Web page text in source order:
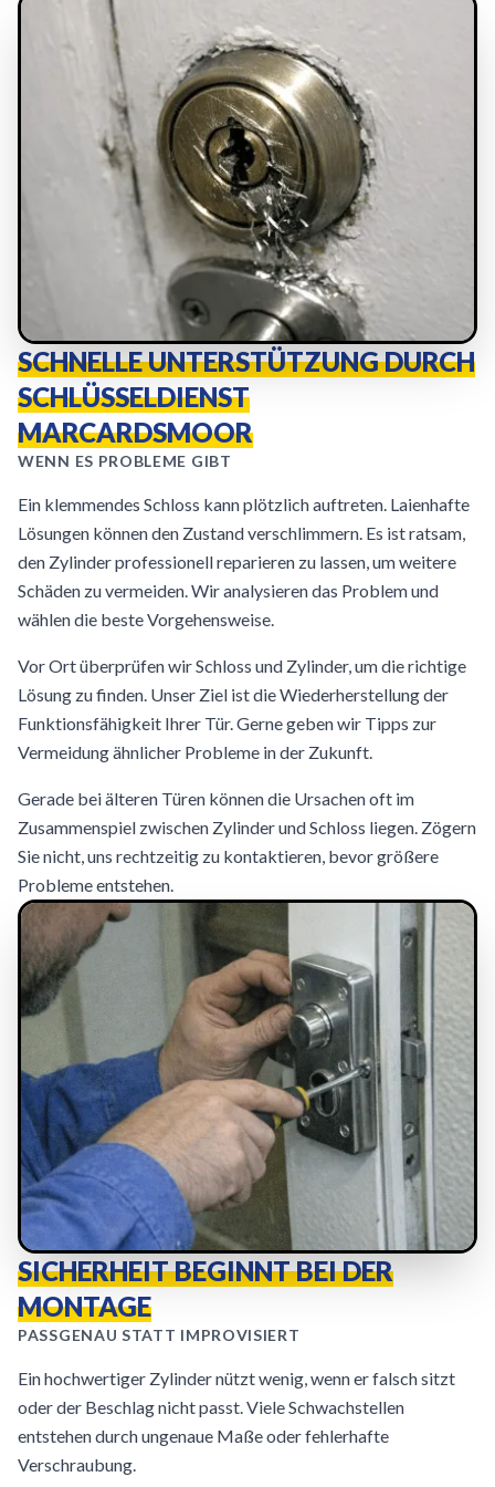
SCHNELLE UNTERSTÜTZUNG DURCH
SCHLÜSSELDIENST
MARCARDSMOOR
WENN ES PROBLEME GIBT
Ein klemmendes Schloss kann plötzlich auftreten. Laienhafte
Lösungen können den Zustand verschlimmern. Es ist ratsam,
den Zylinder professionell reparieren zu lassen, um weitere
Schäden zu vermeiden. Wir analysieren das Problem und
wählen die beste Vorgehensweise.
Vor Ort überprüfen wir Schloss und Zylinder, um die richtige
Lösung zu finden. Unser Ziel ist die Wiederherstellung der
Funktionsfähigkeit Ihrer Tür. Gerne geben wir Tipps zur
Vermeidung ähnlicher Probleme in der Zukunft.
Gerade bei älteren Türen können die Ursachen oft im
Zusammenspiel zwischen Zylinder und Schloss liegen. Zögern
Sie nicht, uns rechtzeitig zu kontaktieren, bevor größere
Probleme entstehen.
SICHERHEIT BEGINNT BEI DER
MONTAGE
PASSGENAU STATT IMPROVISIERT
Ein hochwertiger Zylinder nützt wenig, wenn er falsch sitzt
oder der Beschlag nicht passt. Viele Schwachstellen
entstehen durch ungenaue Maße oder fehlerhafte
Verschraubung.